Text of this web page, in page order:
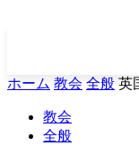
ホーム 教会 全般 英
教会
全般